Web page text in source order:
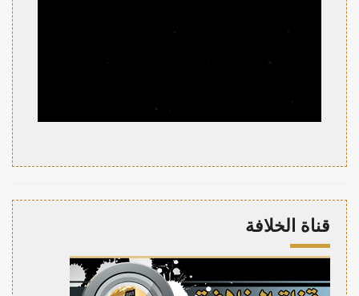
قناة الخلافة